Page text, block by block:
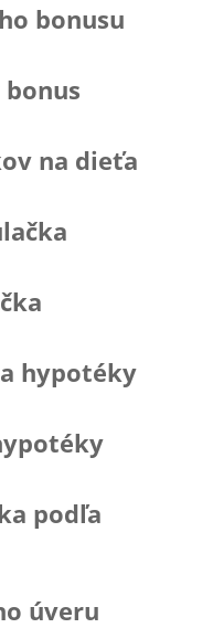
bonusu
na dieťa
hypotéky
podľa
úveru